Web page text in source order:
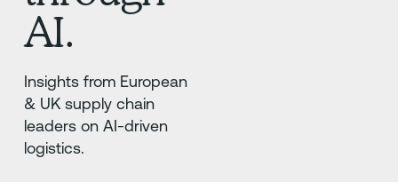
AI.
Insights from European
& UK supply chain
leaders on AI-driven
logistics.